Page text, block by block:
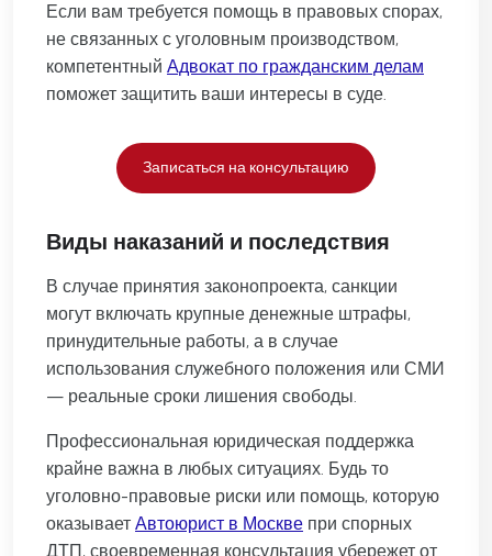
Если вам требуется помощь в правовых спорах,
не связанных с уголовным производством,
компетентный Адвокат по гражданским делам
поможет защитить ваши интересы в суде.
Записаться на консультацию
Виды наказаний и последствия
В случае принятия законопроекта, санкции
могут включать крупные денежные штрафы,
принудительные работы, а в случае
использования служебного положения или СМИ
— реальные сроки лишения свободы.
Профессиональная юридическая поддержка
крайне важна в любых ситуациях. Будь то
уголовно-правовые риски или помощь, которую
оказывает Автоюрист в Москве при спорных
ДТП, своевременная консультация убережет от